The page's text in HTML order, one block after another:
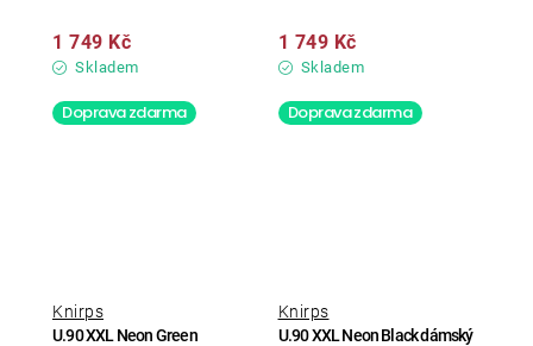
Skladem
1 749 Kč
Skladem
1 749 Kč
Doprava zdarma
U.90 XXL Neon Green
Knirps
Doprava zdarma
U.90 XXL Neon Black dámský
Knirps